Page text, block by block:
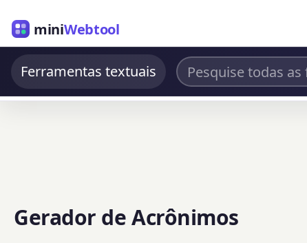
miniWebtool
Ferramentas textuais
Gerador de Acrônimos